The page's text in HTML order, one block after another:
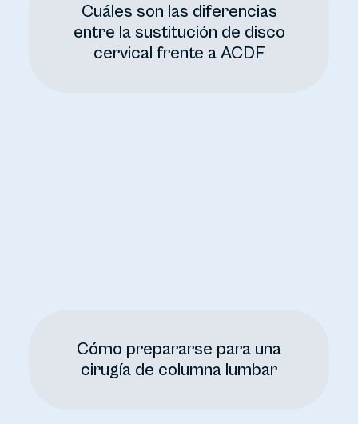
Cuáles son las diferencias
entre la sustitución de disco
cervical frente a ACDF
Cómo prepararse para una
cirugía de columna lumbar